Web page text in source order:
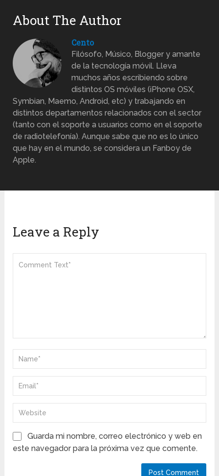
About The Author
Cento
Filósofo, Músico, Blogger y amante
de la tecnología móvil. Lleva
muchos años escribiendo sobre
distintos OS móviles (iPhone OSX,
Symbian, Maemo, Android, etc) y trabajando en
distintos departamentos relacionados con el sector
(tanto con el soporte a usuarios como en el soporte
de radiotelefonía). Aunque sabe que no es lo único
que hay en el mundo, se considera un Fanboy de
Apple.
Leave a Reply
Guarda mi nombre, correo electrónico y web en
este navegador para la próxima vez que comente.